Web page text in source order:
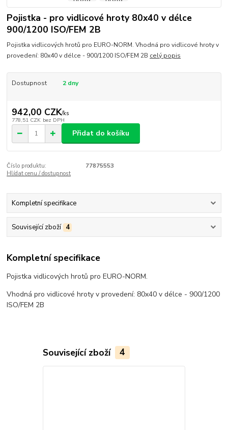
Pojistka - pro vidlicové hroty 80x40 v délce
900/1200 ISO/FEM 2B
Pojistka vidlicových hrotů pro EURO-NORM. Vhodná pro vidlicové hroty v
provedení: 80x40 v délce - 900/1200 ISO/FEM 2B celý popis
Dostupnost 2 dny
942,00 CZK/ks
778,51 CZK bez DPH
Přidat do košíku
Číslo produktu:
77875553
Hlídat cenu / dostupnost
Kompletní specifikace
Související zboží 4
Kompletní specifikace
Pojistka vidlicových hrotů pro EURO-NORM.
Vhodná pro vidlicové hroty v provedení: 80x40 v délce - 900/1200
ISO/FEM 2B
Související zboží 4